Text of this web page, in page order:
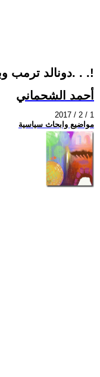
دونالد ترمب وبداية المشوار. . .!
أحمد الشحماني
2017 / 2 / 1
مواضيع وابحاث سياسية